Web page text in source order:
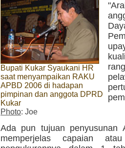
Bupati Kukar Syaukani HR
saat menyampaikan RAKU
APBD 2006 di hadapan
pimpinan dan anggota DPRD
Kukar
Photo: Joe
Ada pun tujuan penyusunan
memperjelas capaian